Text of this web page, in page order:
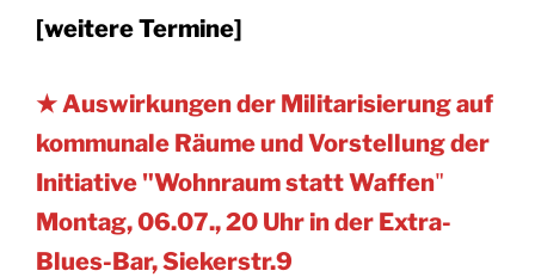
[weitere Termine]
★ Auswirkungen der Militarisierung auf
kommunale Räume und Vorstellung der
Initiative "Wohnraum statt Waffen"
Montag, 06.07., 20 Uhr in der Extra-
Blues-Bar, Siekerstr.9